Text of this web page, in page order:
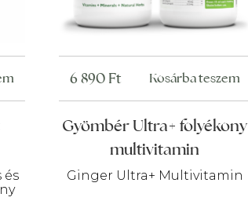
és
Gyömbér Ultra+ folyékony
multivitamin
Ginger Ultra+ Multivitamin
6 890 Ft Kosárba teszem